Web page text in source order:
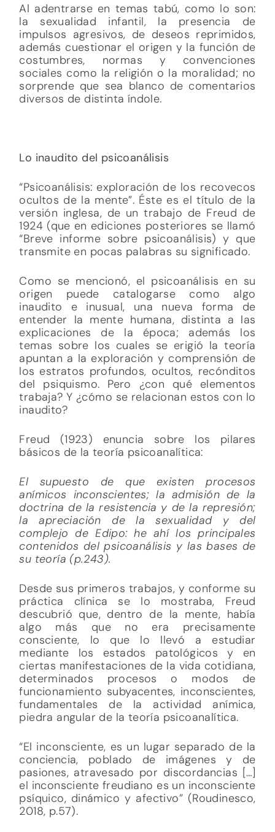
Al adentrarse en temas tabú, como lo son:
la sexualidad infantil, la presencia de
impulsos agresivos, de deseos reprimidos,
además cuestionar el origen y la función de
costumbres, normas y convenciones
sociales como la religión o la moralidad; no
sorprende que sea blanco de comentarios
diversos de distinta índole.
Lo inaudito del psicoanálisis
“Psicoanálisis: exploración de los recovecos
ocultos de la mente”. Éste es el título de la
versión inglesa, de un trabajo de Freud de
1924 (que en ediciones posteriores se llamó
“Breve informe sobre psicoanálisis) y que
transmite en pocas palabras su significado.
Como se mencionó, el psicoanálisis en su
origen puede catalogarse como algo
inaudito e inusual, una nueva forma de
entender la mente humana, distinta a las
explicaciones de la época; además los
temas sobre los cuales se erigió la teoría
apuntan a la exploración y comprensión de
los estratos profundos, ocultos, recónditos
del psiquismo. Pero ¿con qué elementos
trabaja? Y ¿cómo se relacionan estos con lo
inaudito?
Freud (1923) enuncia sobre los pilares
básicos de la teoría psicoanalítica:
El supuesto de que existen procesos
anímicos inconscientes; la admisión de la
doctrina de la resistencia y de la represión;
la apreciación de la sexualidad y del
complejo de Edipo: he ahí los principales
contenidos del psicoanálisis y las bases de
su teoría (p.243).
Desde sus primeros trabajos, y conforme su
práctica clínica se lo mostraba, Freud
descubrió que, dentro de la mente, había
algo más que no era precisamente
consciente, lo que lo llevó a estudiar
mediante los estados patológicos y en
ciertas manifestaciones de la vida cotidiana,
determinados procesos o modos de
funcionamiento subyacentes, inconscientes,
fundamentales de la actividad anímica,
piedra angular de la teoría psicoanalítica.
“El inconsciente, es un lugar separado de la
conciencia, poblado de imágenes y de
pasiones, atravesado por discordancias […]
el inconsciente freudiano es un inconsciente
psíquico, dinámico y afectivo” (Roudinesco,
2018, p.57).